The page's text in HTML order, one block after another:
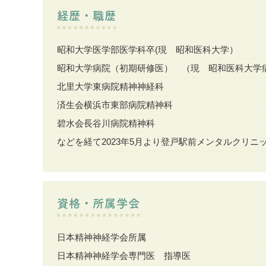
経歴・職歴
昭和大学医学部医学科卒(現 昭和医科大学）
昭和大学病院（初期研修医） （現 昭和医科大学
北里大学東病院精神神経科
済生会横浜市東部病院精神科
碧水会長谷川病院精神科
などを経て2023年5月より登戸駅前メンタルクリニ
資格・所属学会
日本精神神経学会所属
日本精神神経学会専門医 指導医